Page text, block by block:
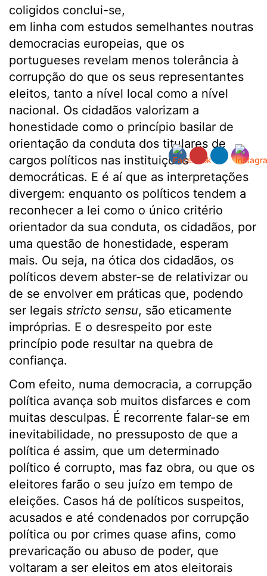
coligidos conclui-se,
em linha com estudos semelhantes noutras
democracias europeias, que os
portugueses revelam menos tolerância à
corrupção do que os seus representantes
eleitos, tanto a nível local como a nível
nacional. Os cidadãos valorizam a
honestidade como o princípio basilar de
orientação da conduta dos titulares de
cargos políticos nas instituições
democráticas. E é aí que as interpretações
divergem: enquanto os políticos tendem a
reconhecer a lei como o único critério
orientador da sua conduta, os cidadãos, por
uma questão de honestidade, esperam
mais. Ou seja, na ótica dos cidadãos, os
políticos devem abster-se de relativizar ou
de se envolver em práticas que, podendo
ser legais stricto sensu, são eticamente
impróprias. E o desrespeito por este
princípio pode resultar na quebra de
confiança.
Com efeito, numa democracia, a corrupção
política avança sob muitos disfarces e com
muitas desculpas. É recorrente falar-se em
inevitabilidade, no pressuposto de que a
política é assim, que um determinado
político é corrupto, mas faz obra, ou que os
eleitores farão o seu juízo em tempo de
eleições. Casos há de políticos suspeitos,
acusados e até condenados por corrupção
política ou por crimes quase afins, como
prevaricação ou abuso de poder, que
voltaram a ser eleitos em atos eleitorais